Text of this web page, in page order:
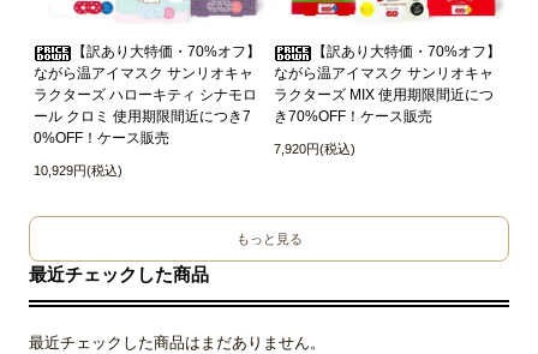
【訳あり大特価・70%オフ】
ながら温アイマスク サンリオキャ
ラクターズ ハローキティ シナモロ
ール クロミ 使用期限間近につき7
0%OFF！ケース販売
10,929円(税込)
【訳あり大特価・70%オフ】
ながら温アイマスク サンリオキャ
ラクターズ MIX 使用期限間近につ
き70%OFF！ケース販売
7,920円(税込)
もっと見る
最近チェックした商品
最近チェックした商品はまだありません。